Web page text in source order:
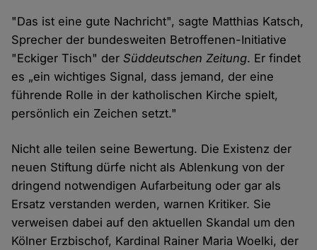
"Das ist eine gute Nachricht", sagte Matthias Katsch,
Sprecher der bundesweiten Betroffenen-Initiative
"Eckiger Tisch" derSüddeutschen Zeitung. Er findet
es „ein wichtiges Signal, dass jemand, der eine
führende Rolle in der katholischen Kirche spielt,
persönlich ein Zeichen setzt."
Nicht alle teilen seine Bewertung. Die Existenz der
neuen Stiftung dürfe nicht als Ablenkung von der
dringend notwendigen Aufarbeitung oder gar als
Ersatz verstanden werden, warnen Kritiker. Sie
verweisen dabei auf den aktuellen Skandal um den
Kölner Erzbischof, Kardinal Rainer Maria Woelki, der